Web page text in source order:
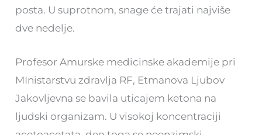
posta. U suprotnom, snage će trajati najviše
dve nedelje.
Profesor Amurske medicinske akademije pri
MInistarstvu zdravlja RF, Etmanova Ljubov
Jakovljevna se bavila uticajem ketona na
ljudski organizam. U visokoj koncentraciji